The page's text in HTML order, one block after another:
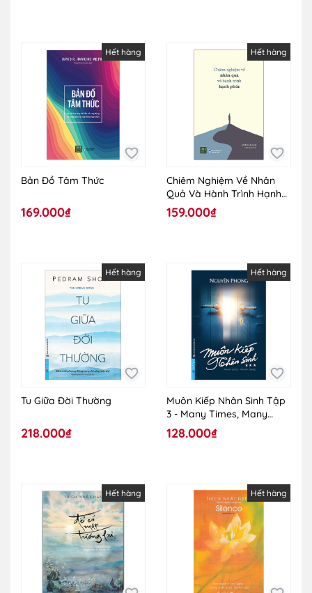
Hết hàng
Bản Đồ Tâm Thức
169.000₫
Hết hàng
Chiêm Nghiệm Về Nhân
Quả Và Hành Trình Hạnh
Phúc
159.000₫
Hết hàng
Tu Giữa Đời Thường
218.000₫
Hết hàng
Muôn Kiếp Nhân Sinh Tập
3 - Many Times, Many
Lives - Khổ Nhỏ
128.000₫
Hết hàng Hết hàng